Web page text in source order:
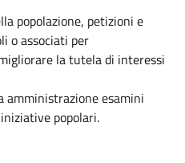
popolazione, petizioni e
o associati per
la tutela di interessi
amministrazione esamini
popolari.